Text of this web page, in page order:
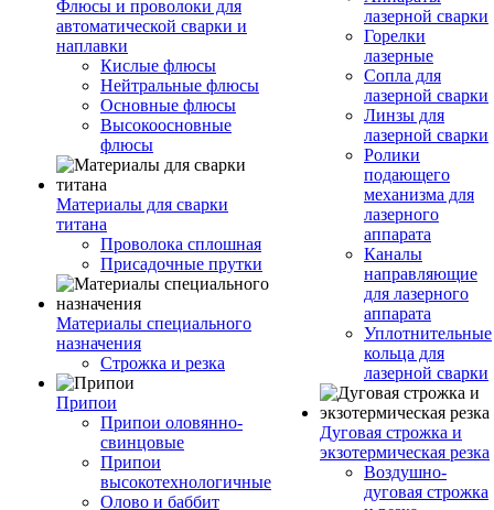
Флюсы и проволоки для
автоматической сварки и
наплавки
Кислые флюсы
Нейтральные флюсы
Основные флюсы
Высокоосновные
флюсы
Материалы для сварки
титана
Проволока сплошная
Присадочные прутки
Материалы специального
назначения
Строжка и резка
Припои
Припои оловянно-
свинцовые
Припои
высокотехнологичные
Олово и баббит
лазерной сварки
Горелки
лазерные
Сопла для
лазерной сварки
Линзы для
лазерной сварки
Ролики
подающего
механизма для
лазерного
аппарата
Каналы
направляющие
для лазерного
аппарата
Уплотнительные
кольца для
лазерной сварки
Дуговая строжка и
экзотермическая резка
Воздушно-
дуговая строжка